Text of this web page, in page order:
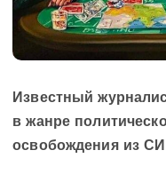
Известный
в жанре
освобождения из